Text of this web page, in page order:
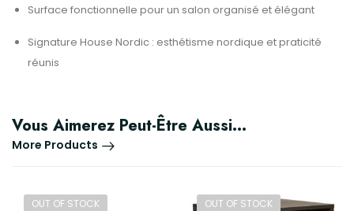
Surface fonctionnelle pour un salon organisé et élégant
Signature House Nordic : esthétisme nordique et praticité
réunis
Vous Aimerez Peut-Être Aussi…
More Products
OUT OF STOCK OUT OF STOCK